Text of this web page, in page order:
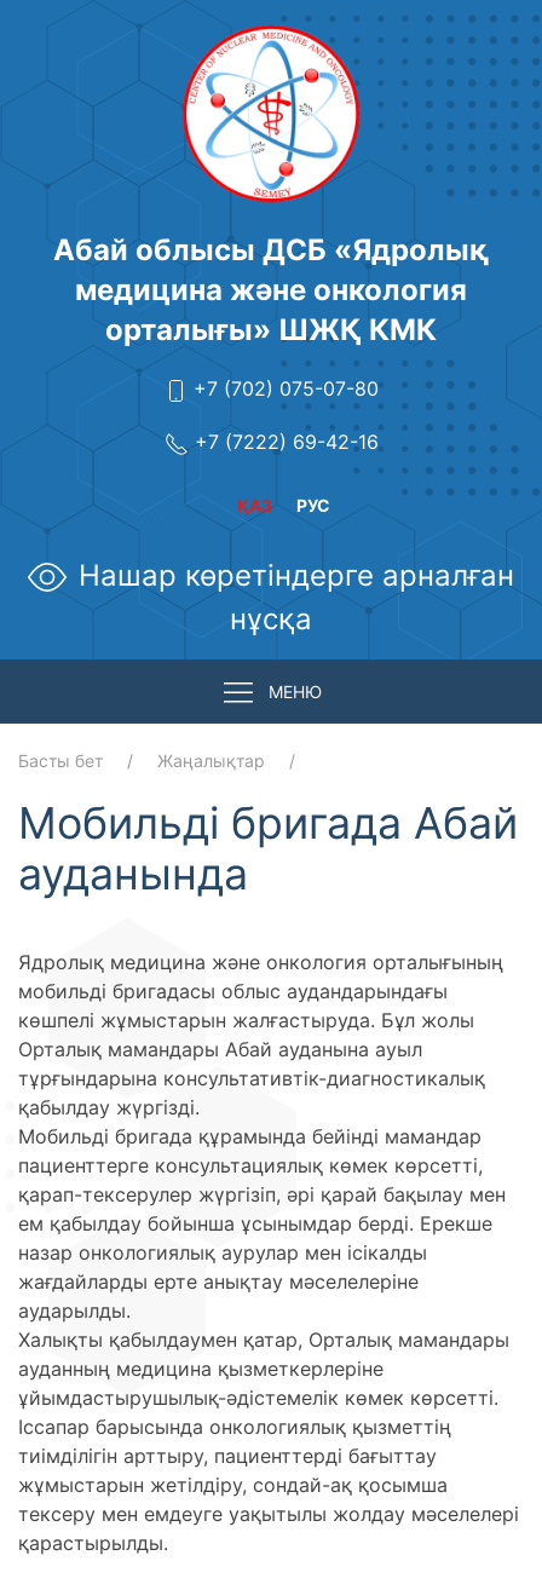
Абай облысы ДСБ «Ядролық
медицина және онкология
орталығы» ШЖҚ КМК
+7 (702) 075-07-80
+7 (7222) 69-42-16
РУС
ҚАЗ
Нашар көретіндерге арналған
нұсқа
МЕНЮ
Басты бет Жаңалықтар
Мобильді бригада Абай
ауданында
Ядролық медицина және онкология орталығының
мобильді бригадасы облыс аудандарындағы
көшпелі жұмыстарын жалғастыруда. Бұл жолы
Орталық мамандары Абай ауданына ауыл
тұрғындарына консультативтік-диагностикалық
қабылдау жүргізді.
Мобильді бригада құрамында бейінді мамандар
пациенттерге консультациялық көмек көрсетті,
қарап-тексерулер жүргізіп, әрі қарай бақылау мен
ем қабылдау бойынша ұсынымдар берді. Ерекше
назар онкологиялық аурулар мен ісікалды
жағдайларды ерте анықтау мәселелеріне
аударылды.
Халықты қабылдаумен қатар, Орталық мамандары
ауданның медицина қызметкерлеріне
ұйымдастырушылық-әдістемелік көмек көрсетті.
Іссапар барысында онкологиялық қызметтің
тиімділігін арттыру, пациенттерді бағыттау
жұмыстарын жетілдіру, сондай-ақ қосымша
тексеру мен емдеуге уақытылы жолдау мәселелері
қарастырылды.